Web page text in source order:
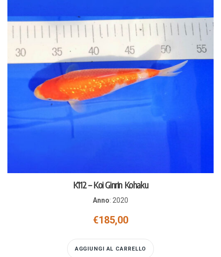
K112 – Koi Ginrin Kohaku
Anno: 2020
€185,00
AGGIUNGI AL CARRELLO